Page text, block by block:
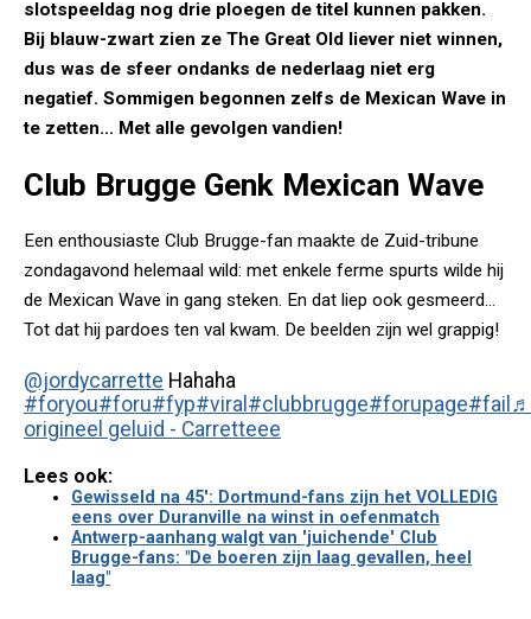
slotspeeldag nog drie ploegen de titel kunnen pakken.
Bij blauw-zwart zien ze The Great Old liever niet winnen,
dus was de sfeer ondanks de nederlaag niet erg
negatief. Sommigen begonnen zelfs de Mexican Wave in
te zetten... Met alle gevolgen vandien!
Club Brugge Genk Mexican Wave
Een enthousiaste Club Brugge-fan maakte de Zuid-tribune
zondagavond helemaal wild: met enkele ferme spurts wilde hij
de Mexican Wave in gang steken. En dat liep ook gesmeerd...
Tot dat hij pardoes ten val kwam. De beelden zijn wel grappig!
@jordycarrette Hahaha
#foryou#foru#fyp#viral #clubbrugge#forupage#fail ♬
origineel geluid - Carretteee
Lees ook:
Gewisseld na 45': Dortmund-fans zijn het VOLLEDIG
eens over Duranville na winst in oefenmatch
Antwerp-aanhang walgt van 'juichende' Club
Brugge-fans: "De boeren zijn laag gevallen, heel
laag"